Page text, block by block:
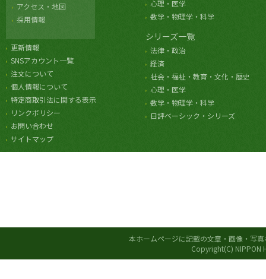
アクセス・地図
採用情報
更新情報
SNSアカウント一覧
注文について
個人情報について
特定商取引法に関する表示
リンクポリシー
お問い合わせ
サイトマップ
心理・医学
数学・物理学・科学
シリーズ一覧
法律・政治
経済
社会・福祉・教育・文化・歴史
心理・医学
数学・物理学・科学
日評ベーシック・シリーズ
本ホームページに記載の文章・画像・写
Copyright(C) NIPPON